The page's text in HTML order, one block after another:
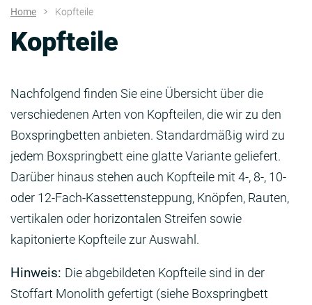
Home Kopfteile
Kopfteile
Nachfolgend finden Sie eine Übersicht über die
verschiedenen Arten von Kopfteilen, die wir zu den
Boxspringbetten anbieten. Standardmäßig wird zu
jedem Boxspringbett eine glatte Variante geliefert.
Darüber hinaus stehen auch Kopfteile mit 4-, 8-, 10-
oder 12-Fach-Kassettensteppung, Knöpfen, Rauten,
vertikalen oder horizontalen Streifen sowie
kapitonierte Kopfteile zur Auswahl.
Hinweis: Die abgebildeten Kopfteile sind in der
Stoffart Monolith gefertigt (siehe Boxspringbett